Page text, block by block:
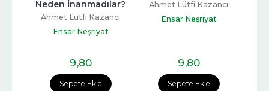
Sepete Ekle
Neden İnanmadılar?
Ahmet Lütfi Kazancı
Ensar Neşriyat
9,80
Sepete Ekle
Ahmet Lütfi Kazancı
Ensar Neşriyat
9,80